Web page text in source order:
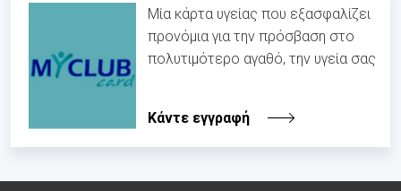
Μία κάρτα υγείας που εξασφαλίζει
προνόμια για την πρόσβαση στο
πολυτιμότερο αγαθό, την υγεία σας
Κάντε εγγραφή